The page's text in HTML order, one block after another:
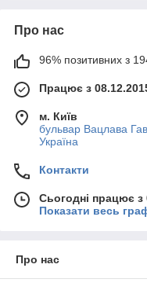
Про нас
96% позитивних з 194
Працює з
м. Київ
бульвар Вацлава
Україна
Контакти
Сьогодні працює з
Показати весь
Про нас